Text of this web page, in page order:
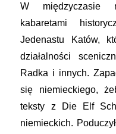
W międzyczasie
kabaretami
Jedenastu Katów,
działalności
Radka i innych.
się niemieckiego,
teksty z Die Elf
niemieckich.